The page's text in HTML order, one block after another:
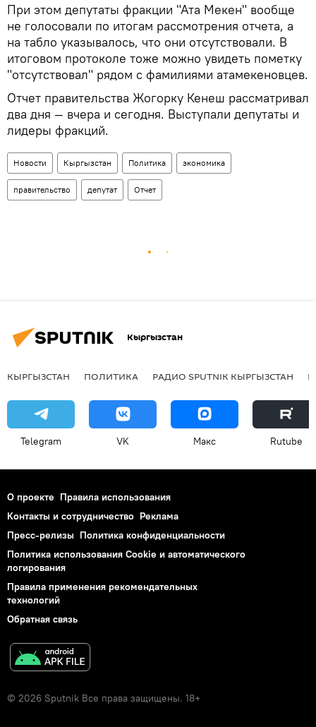
При этом депутаты фракции "Ата Мекен" вообще
не голосовали по итогам рассмотрения отчета, а
на табло указывалось, что они отсутствовали. В
итоговом протоколе тоже можно увидеть пометку
"отсутствовал" рядом с фамилиями атамекеновцев.
Отчет правительства Жогорку Кенеш рассматривал
два дня — вчера и сегодня. Выступали депутаты и
лидеры фракций.
Новости Кыргызстан Политика экономика
правительство депутат Отчет
Кыргызстан
КЫРГЫЗСТАН ПОЛИТИКА РАДИО SPUTNIK КЫРГЫЗСТАН
Telegram VK Макс Rutube
О проекте Правила использования
Контакты и сотрудничество Реклама
Пресс-релизы Политика конфиденциальности
Политика использования Cookie и автоматического
логирования
Правила применения рекомендательных
технологий
Обратная связь
© 2026 Sputnik Все права защищены. 18+